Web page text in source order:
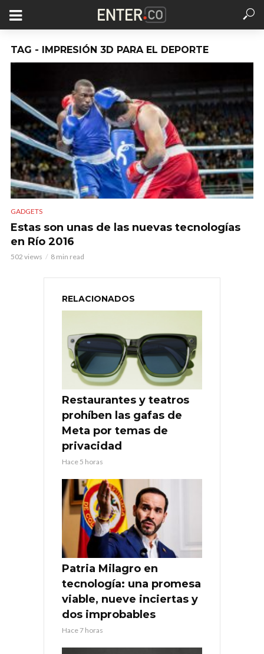
TAG - IMPRESIÓN 3D PARA EL DEPORTE
GADGETS
Estas son unas de las nuevas tecnologías
en Río 2016
502 views 8 min read
RELACIONADOS
Restaurantes y teatros
prohíben las gafas de
Meta por temas de
privacidad
Hace 5 horas
Patria Milagro en
tecnología: una promesa
viable, nueve inciertas y
dos improbables
Hace 7 horas